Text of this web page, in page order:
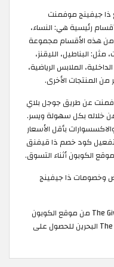
جيفينج موفمنت
رئيسية هي: النساء،
من هذه الأقسام مجموعة
البناطيل، الليقنز،
الملابس الرياضية،
من المنتجات الأخرى.
عن طريق جوجل بلاي
خلاله بكل سهولة ويسر.
بأقل الأسعار
كود خصم ذا قيفنق
ذا جيفينج
استخدم كود خصم The Giving Movement 2026 من موقع الكوبون
عند التسوق من موقع The Giving Movement البحرين للحصول على